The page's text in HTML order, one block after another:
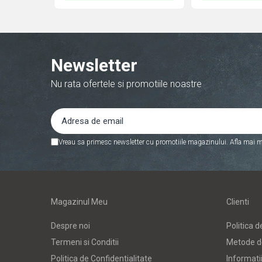
Perforatoare
Suporturi pentru birou
Caiete si blocuri de desen
Coperti pentru caiete si carti
Pensule
Creioane colorate
Ascutitori si radiere
Newsletter
Nu rata ofertele si promotiile noastre
Vreau sa primesc newsletter cu promotiile magazinului. Afla mai
Magazinul Meu
Despre noi
Termeni si Conditii
Politica de Confidentialitate
Clienti
Politica
Metode